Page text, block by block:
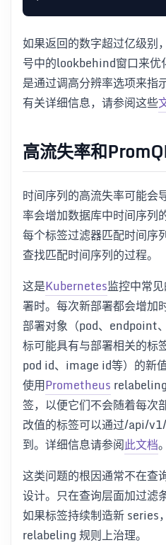
如果返回的数字超过亿级别
号中的lookbehind窗口来优
是通过调高分辨率选项来指
有关详细信息，请参阅这些
高流失率和
时间序列的高流失率可能会
率会增加数据库中时间序列
每个标签过滤器匹配时间序
查找匹配时间序列的过程。
这是Kubernetes监控中常
署时。每次新部署都会增加
部署对象（pod、endpoint
标可能具有与部署相关的标
pod id、image id等）的新
使用Prometheus
签，以便它们不会随着每次
改值的标签可以通过/api/
到。详细信息请参阅此文档。
这类问题的根因通常不在查
设计。只在查询层面加过滤
如果标签持续制造新 series
relabeling 规则上治理。